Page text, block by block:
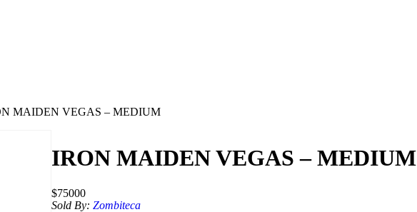
MAIDEN VEGAS – MEDIUM
IRON MAIDEN VEGAS – MEDIUM
$75000
Sold By: Zombiteca